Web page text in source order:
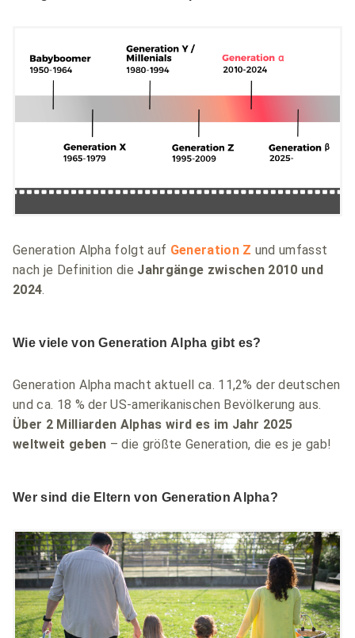
Generation Alpha folgt auf Generation Z und umfasst
nach je Definition die Jahrgänge zwischen 2010 und
2024.
Wie viele von Generation Alpha gibt es?
Generation Alpha macht aktuell ca. 11,2% der deutschen
und ca. 18 % der US-amerikanischen Bevölkerung aus.
Über 2 Milliarden Alphas wird es im Jahr 2025
weltweit geben – die größte Generation, die es je gab!
Wer sind die Eltern von Generation Alpha?